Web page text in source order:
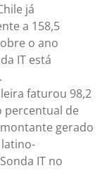
já
a 158,5
o ano
IT está
faturou 98,2
percentual de
gerado
IT no